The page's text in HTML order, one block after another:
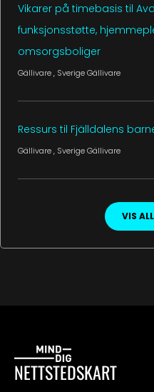
Vikarer på timebasis til
funksjonsstøtte,
omsorgsboliger
Gällivare, SverigeGällivare
Ressurs til Fjälldalens
Gällivare, SverigeGällivare
VIS
NETTSTEDSKART